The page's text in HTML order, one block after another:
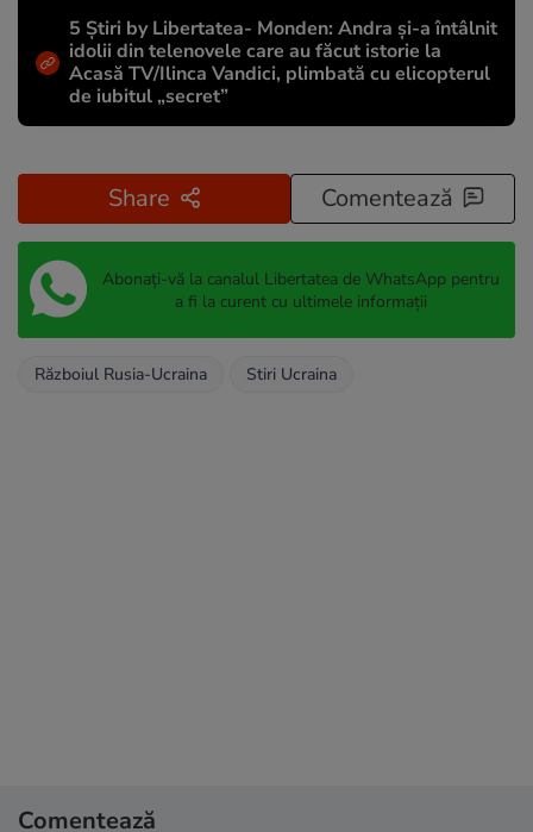
5 Știri by Libertatea- Monden: Andra și-a întâlnit
idolii din telenovele care au făcut istorie la
Acasă TV/Ilinca Vandici, plimbată cu elicopterul
de iubitul „secret”
Share Comentează
Abonați-vă la canalul Libertatea de WhatsApp pentru
a fi la curent cu ultimele informații
Războiul Rusia-Ucraina Stiri Ucraina
Comentează